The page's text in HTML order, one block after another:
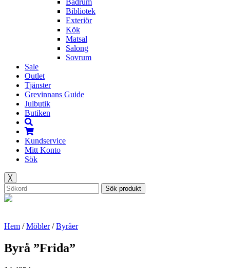
Badrum
Bibliotek
Exteriör
Kök
Matsal
Salong
Sovrum
Sale
Outlet
Tjänster
Grevinnans Guide
Julbutik
Butiken
Kundservice
Mitt Konto
Sök
╳
Sök produkt
Hem /Möbler/Byråer
Byrå ”Frida”